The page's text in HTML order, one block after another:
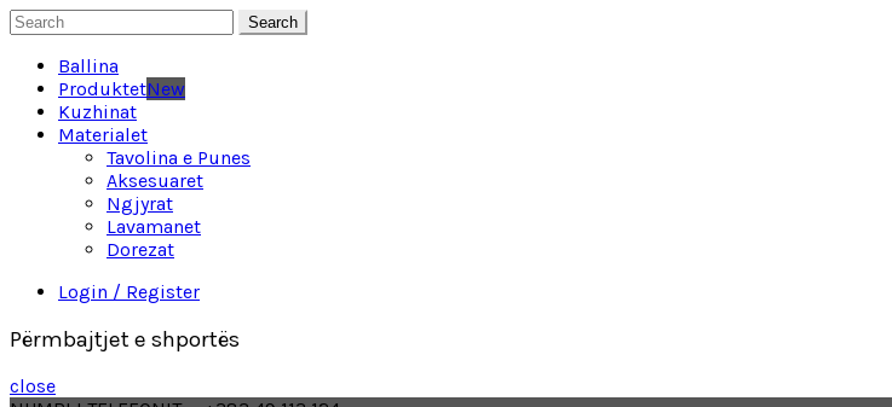
Search
Ballina
ProduktetNew
Kuzhinat
Materialet
Tavolina e Punes
Aksesuaret
Ngjyrat
Lavamanet
Dorezat
Login / Register
Përmbajtjet e shportës
close